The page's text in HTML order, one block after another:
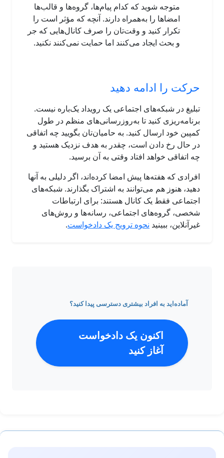
متوجه شوید که کدام پیام‌ها، گروه‌ها و قالب‌ها
امضاها را به‌همراه دارند. آنچه که مؤثر است را
تکرار کنید و وقت‌تان را صرف کانال‌هایی که جر
و بحث ایجاد می‌کنند اما حمایت نمی‌کنند نکنید.
حرکت را ادامه دهید
تبلیغ در شبکه‌های اجتماعی یک رویداد یک‌باره نیست.
برنامه‌ریزی کنید تا به‌روز‌رسانی‌های منظم در طول
کمپین خود ارسال کنید. به حامیان‌تان بگویید چه اتفاقی
در حال رخ دادن است، چقدر به هدف نزدیک هستید و
چه اتفاقی خواهد افتاد وقتی به آن برسید.
افرادی که هفته‌ها پیش امضا کرده‌اند، اگر دلیلی به آنها
دهید، هنوز هم می‌توانند به اشتراک بگذارند. شبکه‌های
اجتماعی فقط یک کانال هستند: برای ارتباطات
شخصی، گروه‌های اجتماعی، رسانه‌ها و روش‌های
غیرآنلاین، ببینید نحوه ترویج یک دادخواست.
آماده‌اید به افراد بیشتری دسترسی پیدا کنید؟
اکنون یک دادخواست
آغاز کنید